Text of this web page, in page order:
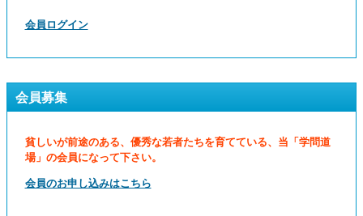
会員ログイン
会員募集
貧しいが前途のある、優秀な若者たちを育てている、当「学問道
場」の会員になって下さい。
会員のお申し込みはこちら